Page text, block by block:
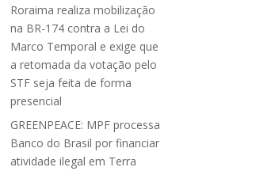
Roraima realiza mobilização
na BR-174 contra a Lei do
Marco Temporal e exige que
a retomada da votação pelo
STF seja feita de forma
presencial
GREENPEACE: MPF processa
Banco do Brasil por financiar
atividade ilegal em Terra